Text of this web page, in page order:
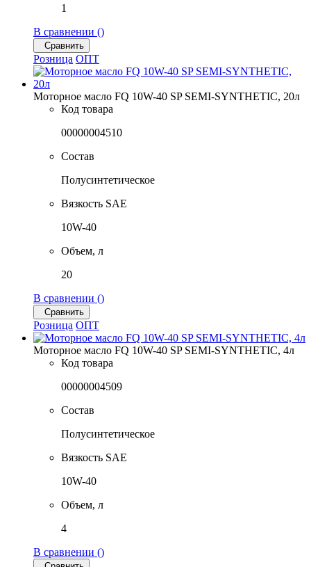
1
В сравнении ()
Сравнить
Розница ОПТ
Моторное масло FQ 10W-40 SP SEMI-SYNTHETIC, 20л
Код товара
00000004510
Состав
Полусинтетическое
Вязкость SAE
10W-40
Объем, л
20
В сравнении ()
Сравнить
Розница ОПТ
Моторное масло FQ 10W-40 SP SEMI-SYNTHETIC, 4л
Код товара
00000004509
Состав
Полусинтетическое
Вязкость SAE
10W-40
Объем, л
4
В сравнении ()